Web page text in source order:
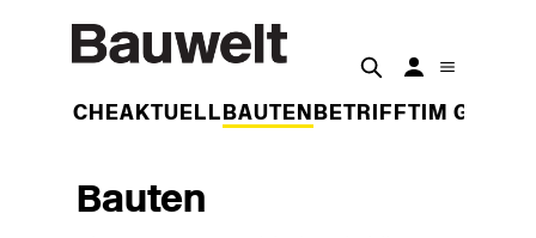
WOCHEAKTUELL BAUTEN BETRIFFT IM
Bauten